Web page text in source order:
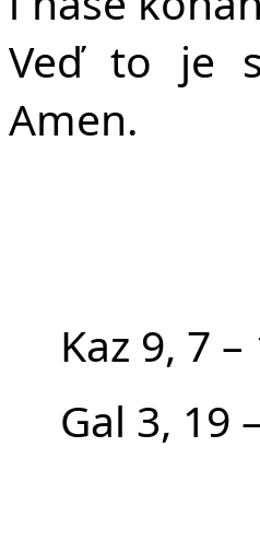
Veď to je
Amen.
Kaz 9, 7 –
Gal 3, 19